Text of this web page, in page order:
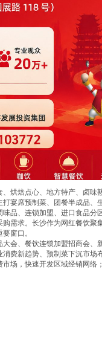
烘焙点心、地方特产、卤味
宴席预制菜、团餐半成品、
品、连锁加盟、进口食品分
需求。长沙作为网红餐饮聚
窗口。
会、餐饮连锁加盟招商会、
费新趋势、预制菜下沉市场
场，快速开发区域经销网络